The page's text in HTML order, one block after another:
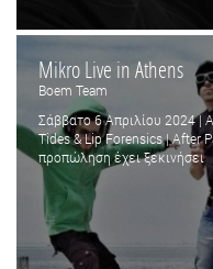
Mikro Live in Athens
Boem Team
Σάββατο 6 Απριλίου 2024 |
Tides & Lip Forensics | After
προπώληση έχει ξεκινήσει